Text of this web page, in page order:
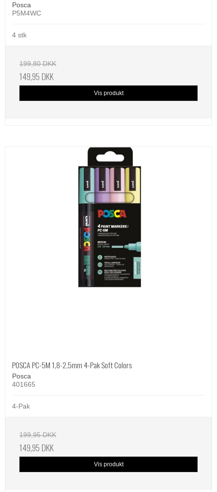
Posca
P5M4WC
4 stk
199,80 DKK
149,95 DKK
Vis produkt
POSCA PC-5M 1,8-2,5mm 4-Pak Soft Colors
Posca
401665
4-Pak
199,95 DKK
149,95 DKK
Vis produkt